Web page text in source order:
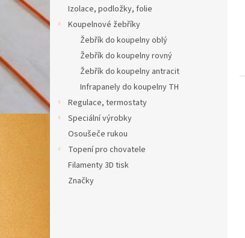
Izolace, podložky, folie
Koupelnové žebříky
Žebřík do koupelny oblý
Žebřík do koupelny rovný
Žebřík do koupelny antracit
Infrapanely do koupelny TH
Regulace, termostaty
Speciální výrobky
Osoušeče rukou
Topení pro chovatele
Filamenty 3D tisk
Značky